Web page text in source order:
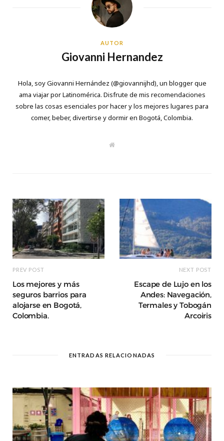
AUTOR
Giovanni Hernandez
Hola, soy Giovanni Hernández (@giovannijhd), un blogger que
ama viajar por Latinomérica. Disfrute de mis recomendaciones
sobre las cosas esenciales por hacer y los mejores lugares para
comer, beber, divertirse y dormir en Bogotá, Colombia.
W
PREV POST
Los mejores y más
seguros barrios para
alojarse en Bogotá,
Colombia.
NEXT POST
Escape de Lujo en los
Andes: Navegación,
Termales y Tobogán
Arcoiris
ENTRADAS RELACIONADAS